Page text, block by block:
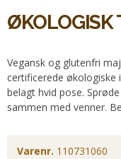
ØKOLOGISK
Vegansk og glutenfri
certificerede økologiske
belagt hvid pose.
sammen med venner.
Varenr. 110731060